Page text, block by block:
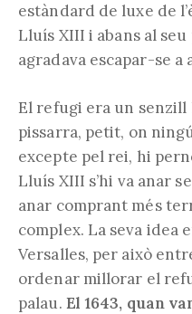
estàndard de luxe de
Lluís XIII i abans al
agradava escapar-se
El refugi era un senzill
pissarra, petit, on
excepte pel rei, hi
Lluís XIII s’hi va anar
anar comprant més
complex. La seva idea
Versalles, per això
ordenar millorar el
palau. El 1643, quan